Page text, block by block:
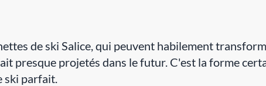
de ski Salice, qui peuvent habilement
presque projetés dans le futur. C'est la forme
ski parfait.